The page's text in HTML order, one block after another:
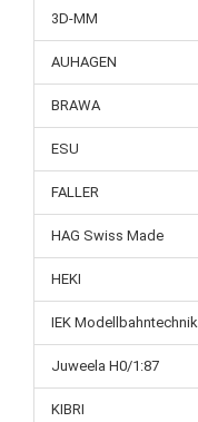
3D-MM
AUHAGEN
BRAWA
ESU
FALLER
HAG Swiss Made
HEKI
IEK Modellbahntechnik
Juweela H0/1:87
KIBRI